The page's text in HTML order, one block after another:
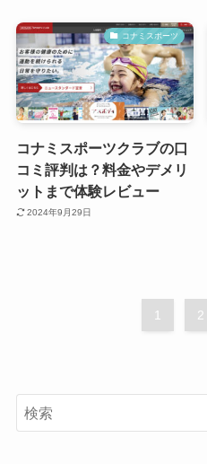
コナミスポーツ
コナミスポーツクラブの口
コミ評判は？料金やデメリ
ットまで体験レビュー
2024年9月29日
1 2